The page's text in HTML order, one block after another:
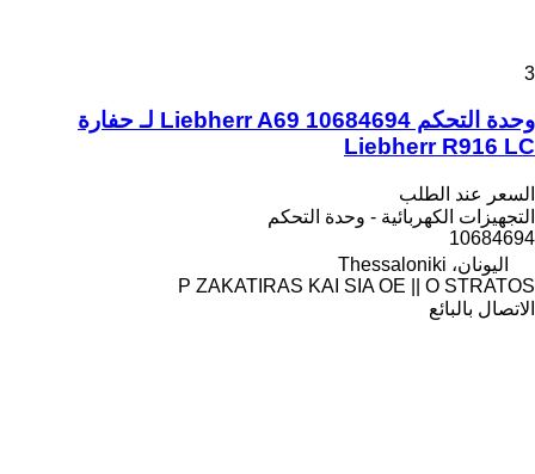
3
وحدة التحكم Liebherr A69 10684694 لـ حفارة
Liebherr R916 LC
السعر عند الطلب
التجهيزات الكهربائية - وحدة التحكم
10684694
اليونان، Thessaloniki
P ZAKATIRAS KAI SIA OE || O STRATOS
الاتصال بالبائع